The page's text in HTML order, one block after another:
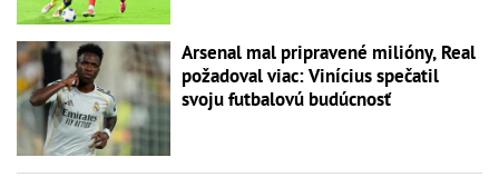
Arsenal mal pripravené milióny, Real
požadoval viac: Vinícius spečatil
svoju futbalovú budúcnosť